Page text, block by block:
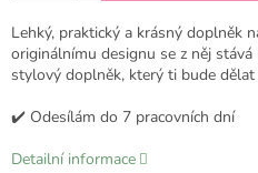
Lehký, praktický a krásný doplněk
originálnímu designu se z něj
stylový doplněk, který ti bude
✔️ Odesílám do 7 pracovních dní
Detailní informace